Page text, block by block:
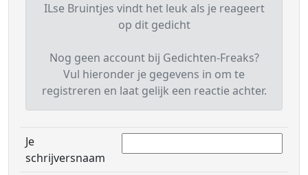
ILse Bruintjes vindt het leuk als je reageert
op dit gedicht
Nog geen account bij Gedichten-Freaks?
Vul hieronder je gegevens in om te
registreren en laat gelijk een reactie achter.
Je
schrijversnaam